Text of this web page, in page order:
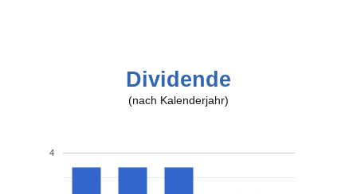
Dividende
(nach Kalenderjahr)
4